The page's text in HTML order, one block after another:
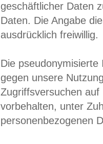
geschäftlicher Daten
Daten. Die Angabe
ausdrücklich freiwillig.
Die
gegen unsere
Zugriffsversuchen
vorbehalten, unter
personenbezogenen